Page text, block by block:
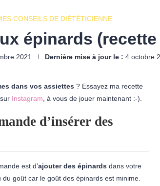
CONSEILS DE DIÉTÉTICIENNE
épinards (recette
2021 Dernière mise à jour le : 4 octobre
dans vos assiettes ? Essayez ma recette
Instagram , à vous de jouer maintenant :-).
d’insérer des
est d’ajouter des épinards dans votre
du goût car le goût des épinards est minime.